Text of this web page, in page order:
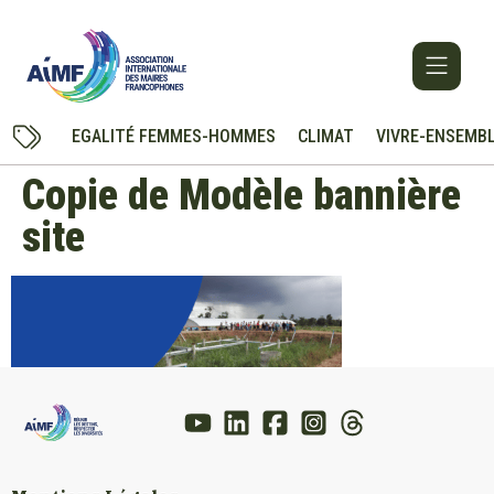
EGALITÉ FEMMES-HOMMES CLIMAT VIVRE-
Copie de Modèle bannière
site